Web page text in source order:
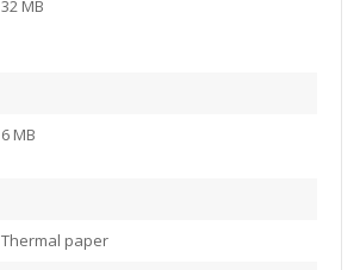
32 MB
6 MB
Thermal paper